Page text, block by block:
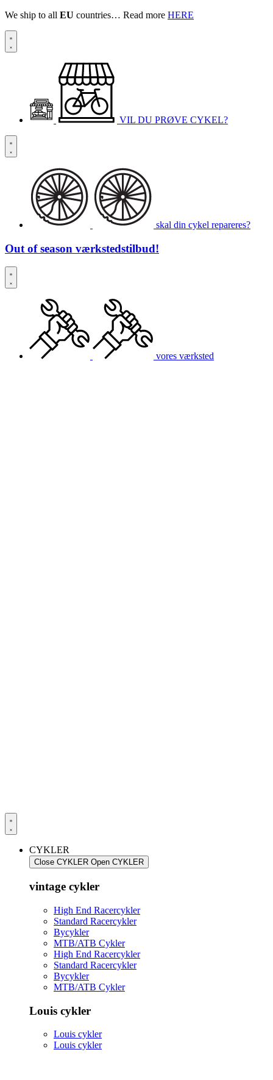
We ship to all EU countries… Read more HERE
VIL DU PRØVE CYKEL?
skal din cykel repareres?
Out of season værkstedstilbud!
vores værksted
CYKLER
Close CYKLER Open CYKLER
vintage cykler
High End Racercykler
Standard Racercykler
Bycykler
MTB/ATB Cykler
High End Racercykler
Standard Racercykler
Bycykler
MTB/ATB Cykler
Louis cykler
Louis cykler
Louis cykler